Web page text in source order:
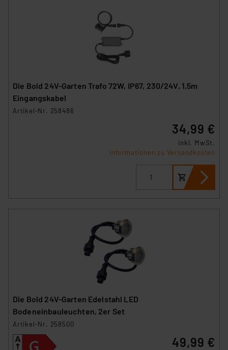
Die Bold 24V-Garten Trafo 72W, IP67, 230/24V, 1,5m
Eingangskabel
Artikel-Nr. 258486
34,99 €
inkl. MwSt.
Informationen zu Versandkosten
Die Bold 24V-Garten Edelstahl LED
Bodeneinbauleuchten, 2er Set
Artikel-Nr. 258500
49,99 €